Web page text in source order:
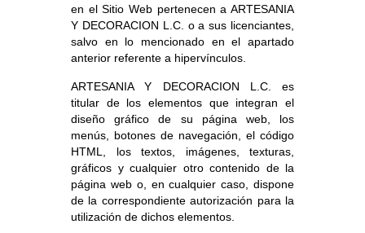
en el Sitio Web pertenecen a ARTESANIA
Y DECORACION L.C. o a sus licenciantes,
salvo en lo mencionado en el apartado
anterior referente a hipervínculos.
ARTESANIA Y DECORACION L.C. es
titular de los elementos que integran el
diseño gráfico de su página web, los
menús, botones de navegación, el código
HTML, los textos, imágenes, texturas,
gráficos y cualquier otro contenido de la
página web o, en cualquier caso, dispone
de la correspondiente autorización para la
utilización de dichos elementos.